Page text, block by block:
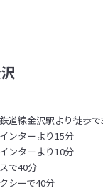
道線金沢駅より徒歩
ンターより15分
ンターより10分
で40分
シーで40分